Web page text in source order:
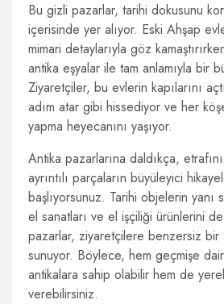
Bu gizli pazarlar, tarihi dokusunu
içerisinde yer alıyor. Eski Ahşap
mimari detaylarıyla göz
antika eşyalar ile tam anlamıyla bir
Ziyaretçiler, bu evlerin kapılarını
adım atar gibi hissediyor ve her
yapma heyecanını yaşıyor.
Antika pazarlarına daldıkça,
ayrıntılı parçaların büyüleyici
başlıyorsunuz. Tarihi objelerin yanı
el sanatları ve el işçiliği ürünlerini
pazarlar, ziyaretçilere benzersiz bir
sunuyor. Böylece, hem geçmişe
antikalara sahip olabilir hem de
verebilirsiniz.